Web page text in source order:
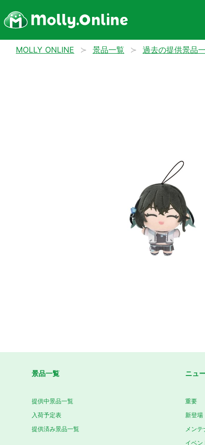
MOLLY ONLINE 景品一覧 過去の提供景品
景品一覧
提供中景品一覧
入荷予定表
提供済み景品一覧
ニュ
重要
新登場
メンテ
イベン